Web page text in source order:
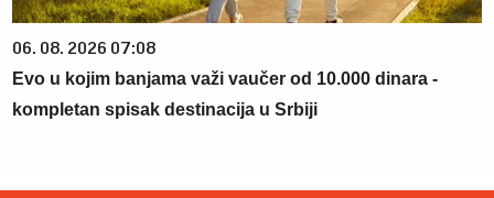
06. 08. 2026 07:08
Evo u kojim banjama važi vaučer od 10.000 dinara -
kompletan spisak destinacija u Srbiji